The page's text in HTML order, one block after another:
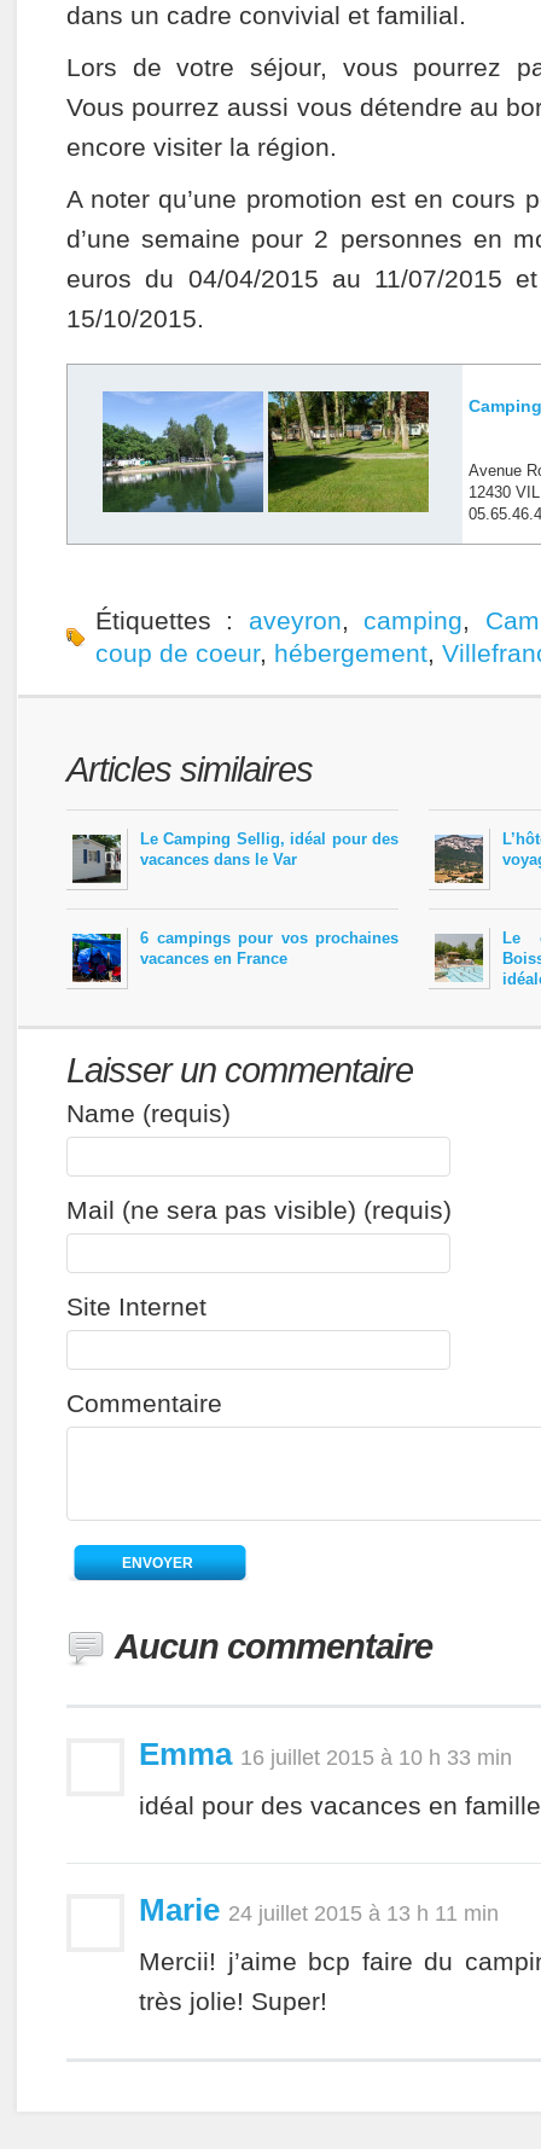
dans un cadre convivial et familial.
Lors de votre séjour, vous pourrez
Vous pourrez aussi vous détendre au
encore visiter la région.
A noter qu’une promotion est en cours
d’une semaine pour 2 personnes en
euros du 04/04/2015 au 11/07/2015
15/10/2015.
Avenue
12430
Étiquettes : aveyron, camping,
coup de coeur, hébergement,
Articles similaires
Le Camping Sellig, idéal pour des
vacances dans le Var
6 campings pour vos prochaines
vacances en France
Le
Laisser un commentaire
Name (requis)
Mail (ne sera pas visible) (requis)
Site Internet
Commentaire
Aucun commentaire
Emma 16 juillet 2015 à 10 h 33 min
idéal pour des vacances en famille
Marie 24 juillet 2015 à 13 h 11 min
Mercii! j’aime bcp faire du
très jolie! Super!